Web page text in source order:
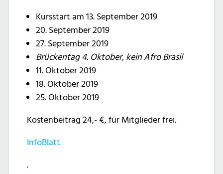
Kursstart am 13. September 2019
20. September 2019
27. September 2019
Brückentag 4. Oktober, kein Afro Brasil
11. Oktober 2019
18. Oktober 2019
25. Oktober 2019
Kostenbeitrag 24,- €, für Mitglieder frei.
InfoBlatt
.